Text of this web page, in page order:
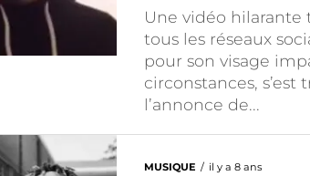
Une vidéo
tous les réseaux
pour son visage
circonstances, s’est
l’annonce de...
MUSIQUE il y a 8 ans